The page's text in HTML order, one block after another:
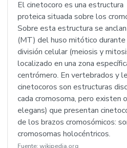
El cinetocoro es una estructura
proteica situada sobre los
Sobre esta estructura se
(MT) del huso mitótico
división celular (meiosis y
localizado en una zona
centrómero. En vertebrados y
cinetocoros son estructuras
cada cromosoma, pero existen
elegans) que presentan
de los brazos cromosómicos:
cromosomas holocéntricos.
Fuente: wikipedia.org